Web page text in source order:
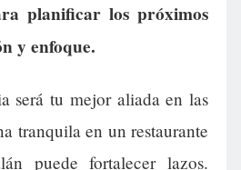
planificar los próximos
y enfoque.
será tu mejor aliada en las
tranquila en un restaurante
puede fortalecer lazos.